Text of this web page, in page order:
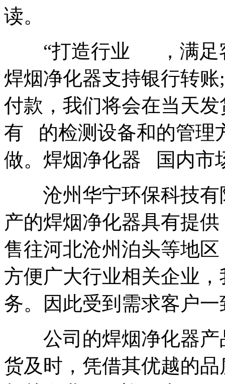
读。
“打造行业 ，满足客
焊烟净化器支持银行转
付款，我们将会在当天
有 的检测设备和的管理
做。焊烟净化器 国内市
沧州华宁环保科技有
产的焊烟净化器具有提
售往河北沧州泊头等地
方便广大行业相关企业
务。因此受到需求客户
公司的焊烟净化器产
货及时，凭借其优越的